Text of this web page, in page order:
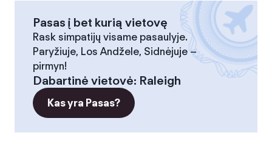
Pasas į bet kurią vietovę
Rask simpatijų visame pasaulyje.
Paryžiuje, Los Andžele, Sidnėjuje –
pirmyn!
Dabartinė vietovė: Raleigh
Kas yra Pasas?